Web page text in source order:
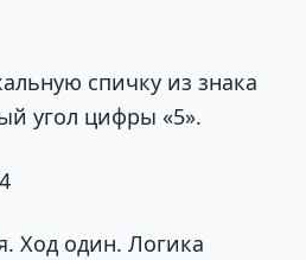
спичку из знака
угол цифры «5».
Ход один. Логика